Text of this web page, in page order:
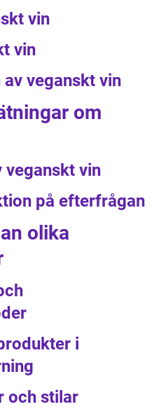
vin
vin
veganskt vin
om
veganskt vin
på efterfrågan
olika
i
och stilar